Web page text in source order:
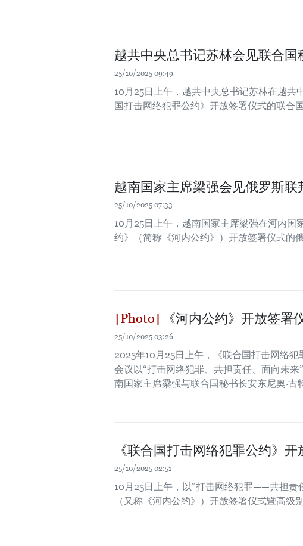
越共中央总书记苏林会见联合国
25/10/2025 09:49
10月25日上午，越共中央总书记苏林在越
国打击网络犯罪公约》开放签署仪式的联合
越南国家主席梁强会见俄罗斯联
25/10/2025 07:33
10月25日上午，越南国家主席梁强在河内
约》（简称《河内公约》）开放签署仪式的
《河内公约》开放签署
25/10/2025 03:26
2025年10月25日上午，《联合国打击网络
会议以“打击网络犯罪、共担责任、面向未
南国家主席梁强与联合国秘书长安东尼奥·
《联合国打击网络犯罪公约》
25/10/2025 02:51
10月25日上午，以“打击网络犯罪——共担责
（又称《河内公约》）开放签署仪式暨高级